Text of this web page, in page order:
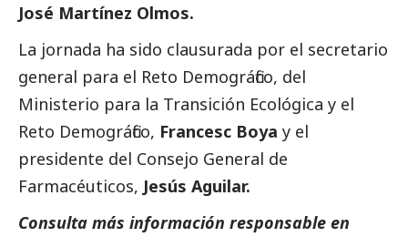
José Martínez Olmos.
La jornada ha sido clausurada por el secretario
general para el Reto Demográfico, del
Ministerio para la Transición Ecológica y el
Reto Demográfico, Francesc Boya y el
presidente del Consejo General de
Farmacéuticos, Jesús Aguilar.
Consulta más información responsable en